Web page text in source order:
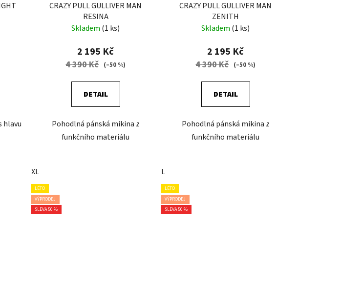
hlavu
CRAZY PULL GULLIVER MAN
RESINA
Skladem (1 ks)
2 195 Kč
4 390 Kč (–50 %)
DETAIL
Pohodlná pánská mikina z
funkčního materiálu
XL
CRAZY PULL GULLIVER MAN
ZENITH
Skladem (1 ks)
2 195 Kč
4 390 Kč (–50 %)
DETAIL
Pohodlná pánská mikina z
funkčního materiálu
L
LÉTO
VÝPRODEJ
SLEVA 50 %
LÉTO
VÝPRODEJ
SLEVA 50 %